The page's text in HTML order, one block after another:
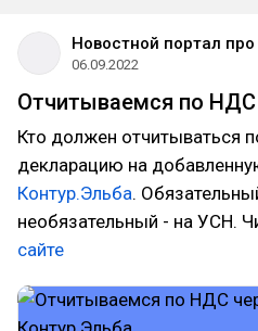
Новостной портал про
06.09.2022
Отчитываемся по НДС
Кто должен отчитываться
декларацию на
Контур.Эльба.
необязательный - на УСН.
сайте